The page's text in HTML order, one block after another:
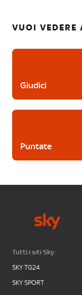
VUOI VEDERE
Giudici
Puntate
Tutti i siti Sky:
SKY TG24
SKY SPORT